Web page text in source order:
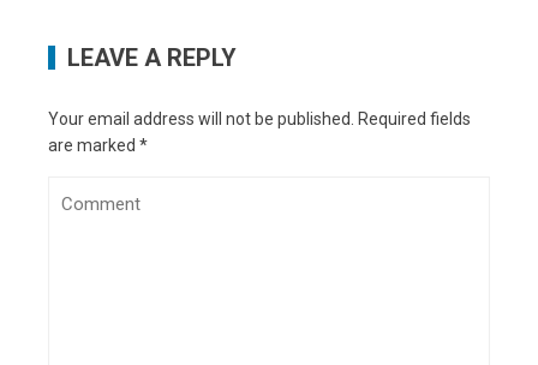
LEAVE A REPLY
Your email address will not be published. Required fields
are marked *